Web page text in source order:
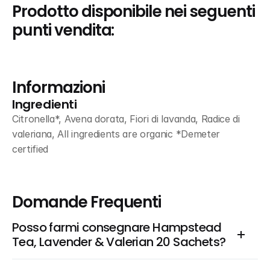
Prodotto disponibile nei seguenti
punti vendita:
Informazioni
Ingredienti
Citronella*, Avena dorata, Fiori di lavanda, Radice di
valeriana, All ingredients are organic *Demeter
certified
Domande Frequenti
Posso farmi consegnare Hampstead
Tea, Lavender & Valerian 20 Sachets?